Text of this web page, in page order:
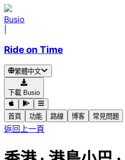
Busio
Ride on Time
繁體中文
下載 Busio
首頁 功能 路線 博客 常見問題
返回上一頁